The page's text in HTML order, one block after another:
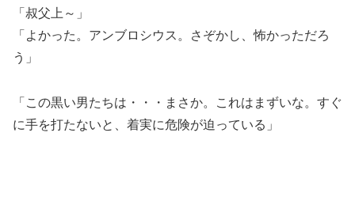
「叔父上～」
「よかった。アンブロシウス。さぞかし、怖かっただろ
う」
「この黒い男たちは・・・まさか。これはまずいな。すぐ
に手を打たないと、着実に危険が迫っている」